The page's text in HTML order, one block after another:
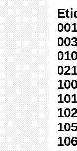
001
003
010
021
100
101
102
105
106